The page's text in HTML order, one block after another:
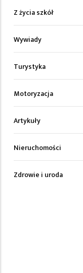
Z życia szkół
Wywiady
Turystyka
Motoryzacja
Artykuły
Nieruchomości
Zdrowie i uroda